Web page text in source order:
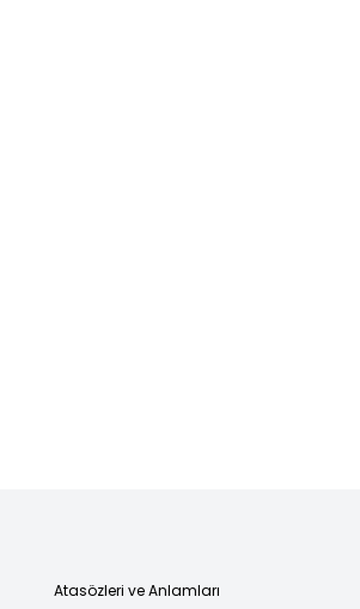
Atasözleri ve Anlamları